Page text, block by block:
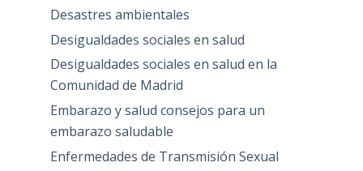
Desastres ambientales
Desigualdades sociales en salud
Desigualdades sociales en salud en la
Comunidad de Madrid
Embarazo y salud consejos para un
embarazo saludable
Enfermedades de Transmisión Sexual